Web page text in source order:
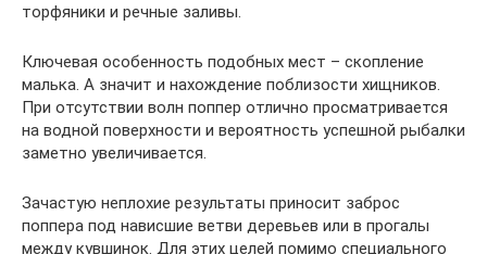
торфяники и речные заливы.
Ключевая особенность подобных ­мест – скопление
малька. А значит и нахождение поблизости хищников.
При отсутствии волн поппер отлично просматривается
на водной поверхности и вероятность успешной рыбалки
заметно увеличивается.
Зачастую неплохие результаты приносит заброс
поппера под нависшие ветви деревьев или в прогалы
между кувшинок. Для этих целей помимо специального